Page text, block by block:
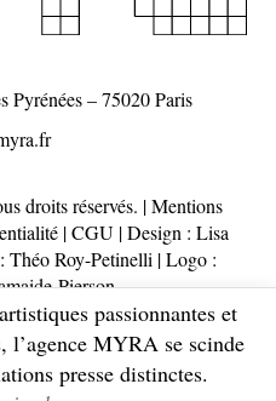
Pyrénées – 75020 Paris
droits réservés. |Mentions
|CGU| Design : Lisa
Théo Roy-Petinelli | Logo :
Pierson
passionnantes et
l’agence MYRA se scinde
presse distinctes.